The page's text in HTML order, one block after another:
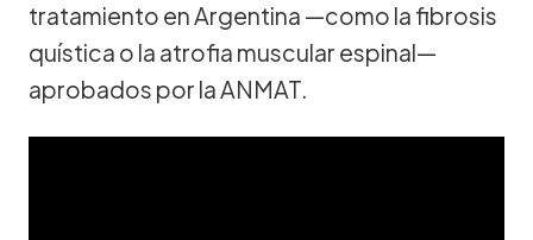
tratamiento en Argentina —como la fibrosis
quística o la atrofia muscular espinal—
aprobados por la ANMAT.